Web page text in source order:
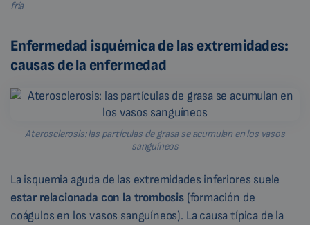
fría
Enfermedad isquémica de las extremidades:
causas de la enfermedad
Aterosclerosis: las partículas de grasa se acumulan en los vasos
sanguíneos
La isquemia aguda de las extremidades inferiores suele
estar relacionada con la trombosis(formación de
coágulos en los vasos sanguíneos). La causa típica de la